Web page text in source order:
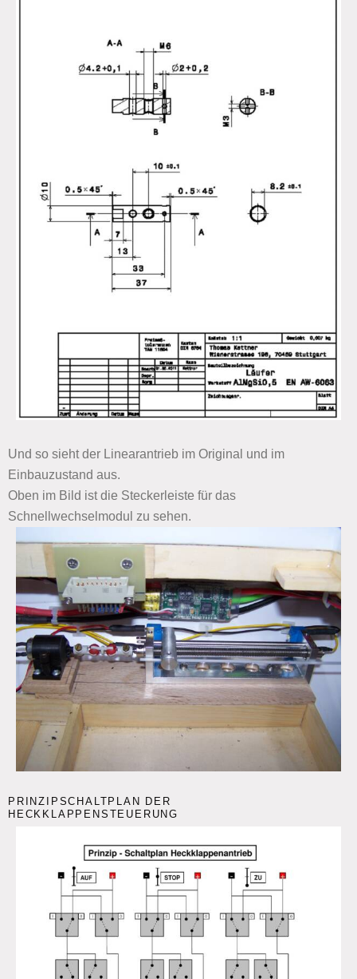
Und so sieht der Linearantrieb im Original und im
Einbauzustand aus.
Oben im Bild ist die Steckerleiste für das
Schnellwechselmodul zu sehen.
PRINZIPSCHALTPLAN DER
HECKKLAPPENSTEUERUNG